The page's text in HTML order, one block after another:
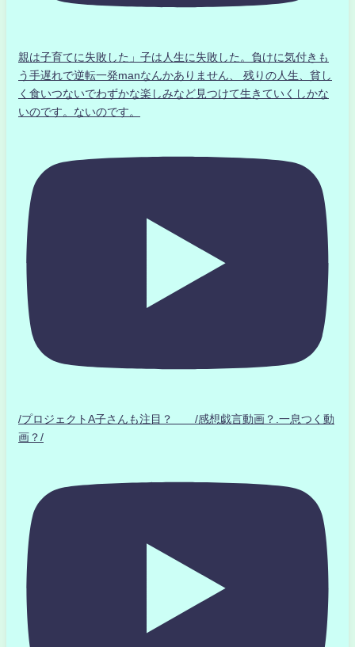
親は子育てに失敗した」子は人生に失敗した。負けに気付きも
う手遅れで逆転一発manなんかありません、 残りの人生、貧し
く食いつないでわずかな楽しみなど見つけて生きていくしかな
いのです。ないのです。
/プロジェクトA子さんも注目？ /感想戯言動画？.一息つく動
画？/